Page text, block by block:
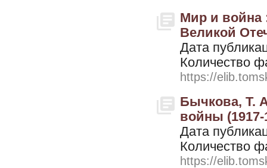
Мир и война
Великой
Дата
Количество
https://
Бычкова, Т.
войны (1917-
Дата
Количество
https://